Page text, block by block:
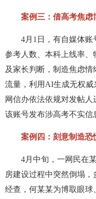
案例三：借高考焦
4月1日，有自媒体账
参考人数、本科上线率
及家长判断，制造焦虑
流量，利用AI生成无权威
网信办依法依规对发帖人
该账号发布涉高考不实信
案例四：刻意制造
4月中旬，一网民在某
房建设过程中突然倒塌，
经查，何某某为博取眼